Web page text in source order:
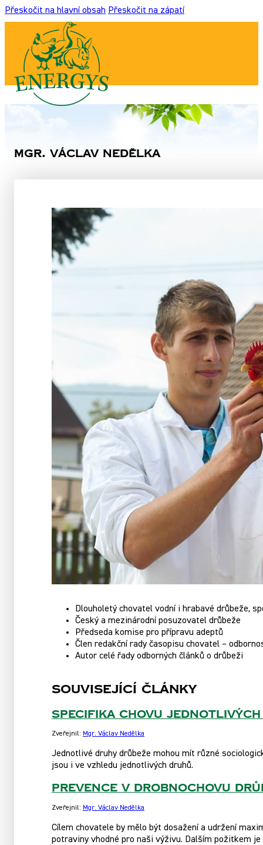
Přeskočit na hlavní obsah Přeskočit na zápatí
Mgr. Václav Nedělka
Dlouholetý chovatel vodní i hrabavé drůbeže,
Český a mezinárodní posuzovatel drůbeže
Předseda komise pro přípravu adeptů
Člen redakční rady časopisu chovatel –
Autor celé řady odborných článků o drůbeži
Související článkY
Specifika chovu
Zveřejnil: Mgr. Václav Nedělka
Jednotlivé druhy drůbeže mohou mít různé
jsou i ve vzhledu jednotlivých druhů.
Prevence v drobnochovu
Zveřejnil: Mgr. Václav Nedělka
Cílem chovatele by mělo být dosažení a udržení
potraviny vhodné pro naši výživu. Dalším požitkem